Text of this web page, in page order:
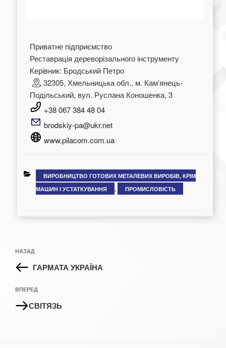
Приватне підприємство
Реставрація дереворізального інструменту
Керівник: Бродський Петро
32305, Хмельницька обл., м. Камʼянець-
Подільський, вул. Руслана Коношенка, 3
+38 067 384 48 04
brodskiy-pa@ukr.net
www.pilacom.com.ua
КАТЕГОРІЇ
ВИРОБНИЦТВО ГОТОВИХ МЕТАЛЕВИХ ВИРОБІВ, КРІМ
МАШИН І УСТАТКУВАННЯ
, ПРОМИСЛОВІСТЬ
записів
Попередній
запис:
НАЗАД
ГАРМАТА УКРАЇНА
Наступний
запис
ВПЕРЕД
СВІТЯЗЬ